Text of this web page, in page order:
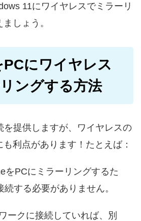
11にワイヤレスでミラーリ
しょう。
にワイヤレス
ングする方法
を提供しますが、ワイヤレスの
利点があります！たとえば：
をPCにミラーリングするた
する必要がありません。
ークに接続していれば、別